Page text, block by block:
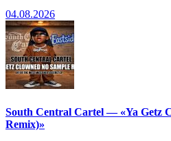
04.08.2026
South Central Cartel — «Ya Getz
Remix)»